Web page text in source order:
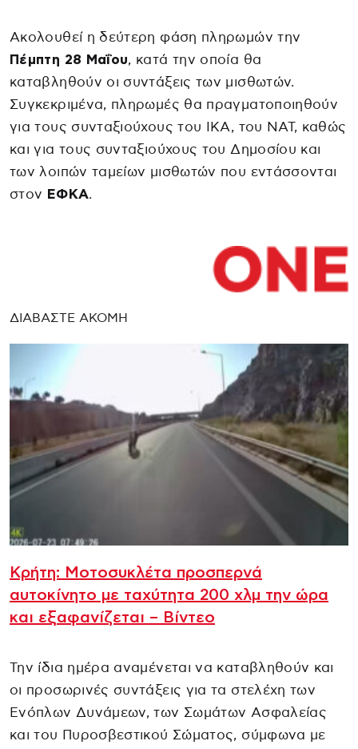
Ακολουθεί η δεύτερη φάση πληρωμών την
Πέμπτη 28 Μαΐου, κατά την οποία θα
καταβληθούν οι συντάξεις των μισθωτών.
Συγκεκριμένα, πληρωμές θα πραγματοποιηθούν
για τους συνταξιούχους του ΙΚΑ, του ΝΑΤ, καθώς
και για τους συνταξιούχους του Δημοσίου και
των λοιπών ταμείων μισθωτών που εντάσσονται
στον ΕΦΚΑ.
ΔΙΑΒΑΣΤΕ ΑΚΟΜΗ
Κρήτη: Μοτοσυκλέτα προσπερνά
αυτοκίνητο με ταχύτητα 200 χλμ την ώρα
και εξαφανίζεται – Βίντεο
Την ίδια ημέρα αναμένεται να καταβληθούν και
οι προσωρινές συντάξεις για τα στελέχη των
Ενόπλων Δυνάμεων, των Σωμάτων Ασφαλείας
και του Πυροσβεστικού Σώματος, σύμφωνα με